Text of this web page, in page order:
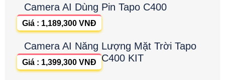
Camera AI Dùng Pin Tapo C400
Giá : 1,189,300 VNĐ
Camera AI Năng Lượng Mặt Trời Tapo
C400 KIT
Giá : 1,399,300 VNĐ